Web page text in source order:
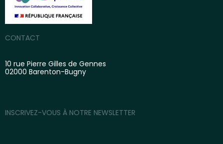
CONTACT
10 rue Pierre Gilles de Gennes
02000 Barenton-Bugny
INSCRIVEZ-VOUS À NOTRE NEWSLETTER